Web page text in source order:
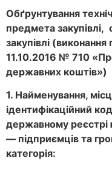
Обґрунтування
предмета закупівлі,
закупівлі (виконання
11.10.2016 № 710
державних коштів»)
1. Найменування,
ідентифікаційний
державному реєстрі
— підприємців та
категорія: